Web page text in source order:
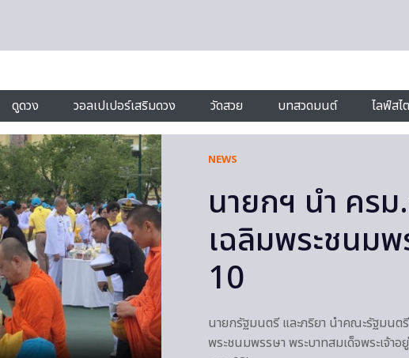
ดูดวง
วอลเปเปอร์เสริมดวง วัดสวย บทสวดมนต์ ไลฟ์สไ
NEWS
นายกฯ นำ คร
เฉลิมพระชนม
10
นายกรัฐมนตรี และภริยา นำคณะรัฐมนต
พระชนมพรรษา พระบาทสมเด็จพระเจ้า